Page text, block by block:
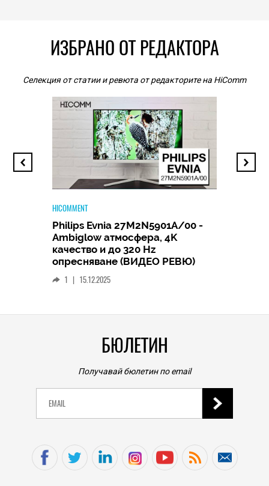
ИЗБРАНО ОТ РЕДАКТОРА
Селекция от статии и ревюта от редакторите на HiComm
HICOMMENT
Philips Evnia 27M2N5901A/00 -
Ambiglow атмосфера, 4K
качество и до 320 Hz
опресняване (ВИДЕО РЕВЮ)
15.12.2025
БЮЛЕТИН
Получавай бюлетин по email